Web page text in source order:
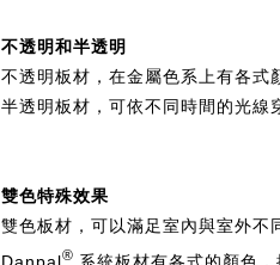
不透明和半透明​
不透明板材，在金屬色系上有各式
半透明板材，可依不同時間的光線
雙色特殊效果​
雙色板材，可以滿足室內與室外不
Danpal® 系統板材有各式的顏色